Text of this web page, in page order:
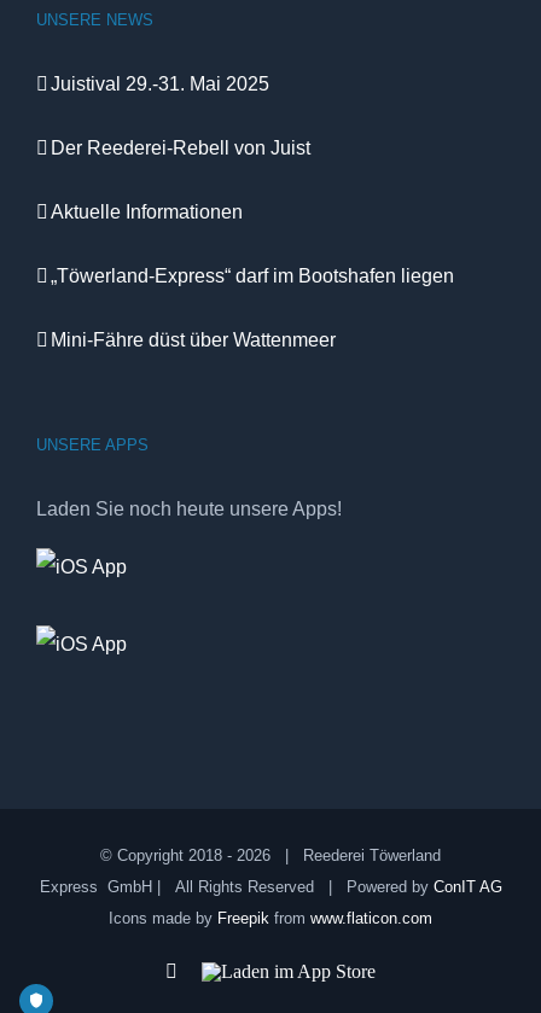
UNSERE NEWS
Juistival 29.-31. Mai 2025
Der Reederei-Rebell von Juist
Aktuelle Informationen
„Töwerland-Express“ darf im Bootshafen liegen
Mini-Fähre düst über Wattenmeer
UNSERE APPS
Laden Sie noch heute unsere Apps!
© Copyright 2018 - 2026 | Reederei Töwerland
Express GmbH | All Rights Reserved | Powered by ConIT AG
Icons made by Freepik from www.flaticon.com
Facebook
Laden